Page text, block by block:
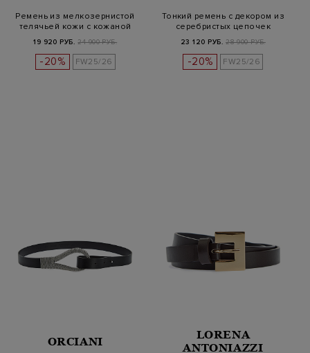
Ремень из мелкозернистой
телячьей кожи с кожаной
19 920 РУБ. 24 900 РУБ.
-20% FW25/26
Тонкий ремень с декором из
серебристых цепочек
23 120 РУБ. 28 900 РУБ.
-20% FW25/26
ORCIANI
LORENA
ANTONIAZZI